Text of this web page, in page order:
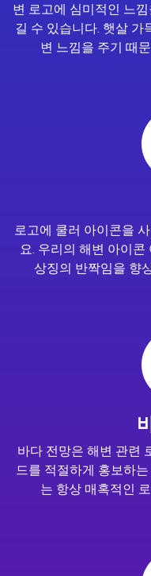
변 로고에 심미적인 느
길 수 있습니다. 햇살 가
변 느낌을 주기 때
로고에 쿨러 아이콘을
요. 우리의 해변 아이
상징의 반짝임을 향
바다 전망은 해변 관련
드를 적절하게 홍보하
는 항상 매혹적인